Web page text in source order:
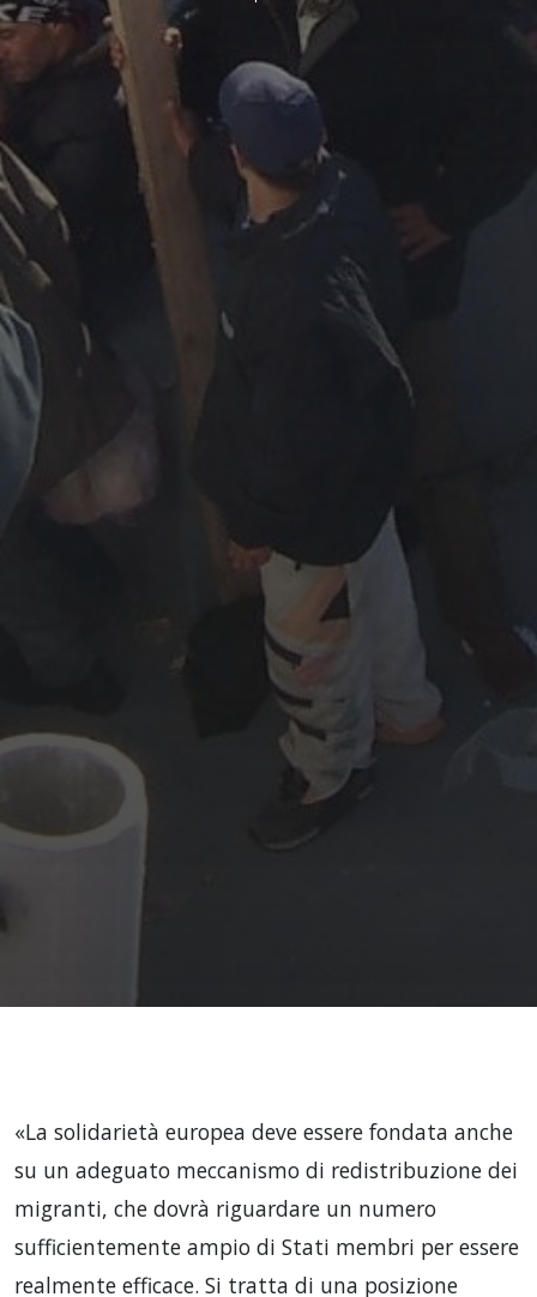
«La solidarietà europea deve essere fondata anche
su un adeguato meccanismo di redistribuzione dei
migranti, che dovrà riguardare un numero
sufficientemente ampio di Stati membri per essere
realmente efficace. Si tratta di una posizione